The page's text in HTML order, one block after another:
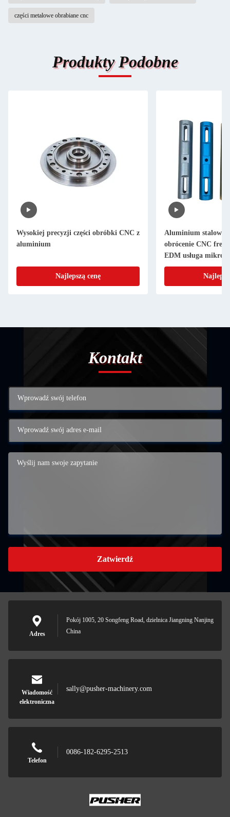
części metalowe obrabiane cnc
Produkty Podobne
Wysokiej precyzji części obróbki CNC z
aluminium
Najlepszą cenę
Aluminium stalowe
obrócenie CNC
EDM usługa
Kontakt
Zatwierdź
Adres
Pokój 1005, 20 Songfeng Road, dzielnica Jiangning Nanjing
China
Wiadomość
elektroniczna
sally@pusher-machinery.com
Telefon
0086-182-6295-2513